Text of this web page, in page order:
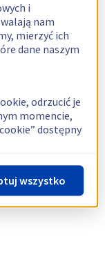
i
nam
mierzyć ich
dane naszym
odrzucić je
momencie,
dostępny
wszystko